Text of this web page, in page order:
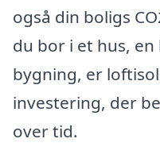
også din boligs
du bor i et hus,
bygning, er
investering, der
over tid.